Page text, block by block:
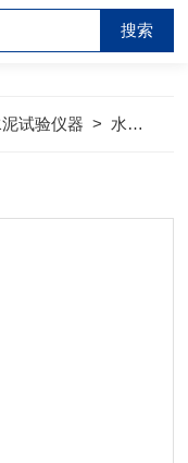
试验仪器 > 水泥快速养护箱